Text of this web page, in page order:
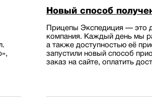
Новый способ
Прицепы Экспедиция — это
компания. Каждый день мы
а также доступностью её
запустили новый способ
заказ на сайте, оплатить